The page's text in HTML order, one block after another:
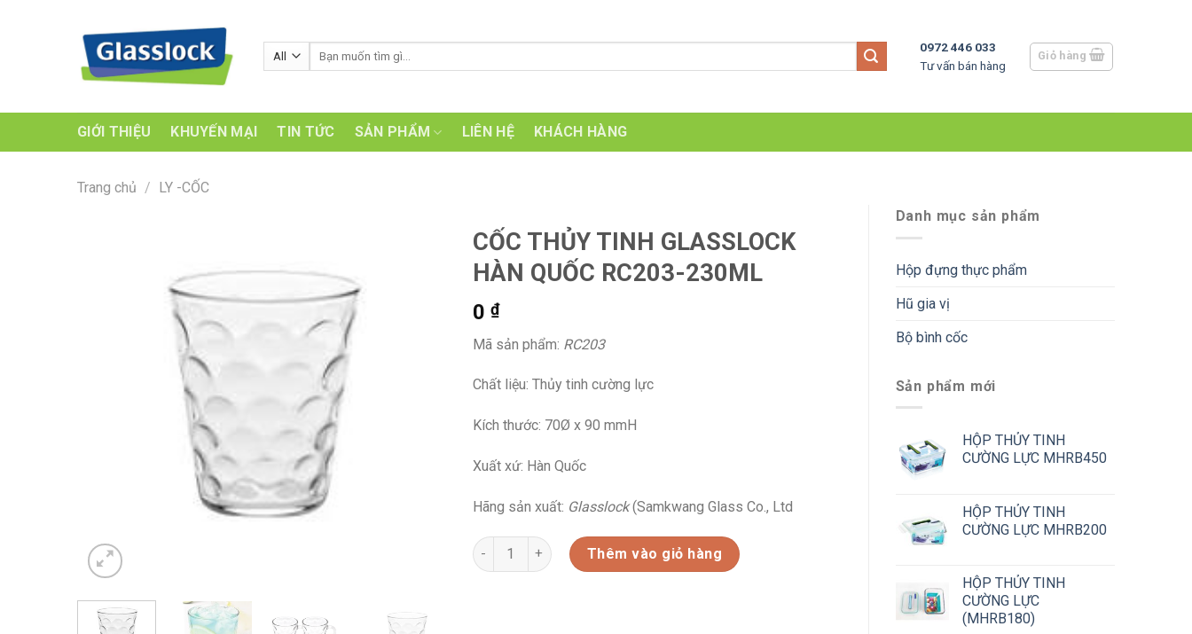
kiếm:
0972 446 033
Tư vấn bán hàng
Giỏ hàng
GIỚI THIỆU KHUYẾN MẠI TIN TỨC SẢN PHẨM LIÊN HỆ KHÁCH HÀNG
Trang chủ / LY -CỐC
Danh mục sản phẩm
Hộp đựng thực phẩm
Hũ gia vị
Bộ bình cốc
Sản phẩm mới
HỘP THỦY TINH
CƯỜNG LỰC MHRB450
HỘP THỦY TINH
CƯỜNG LỰC MHRB200
HỘP THỦY TINH
CƯỜNG LỰC
(MHRB180)
CỐC THỦY TINH GLASSLOCK
HÀN QUỐC RC203-230ML
0 ₫
Mã sản phẩm: RC203
Chất liệu: Thủy tinh cường lực
Kích thước: 70Ø x 90 mmH
Xuất xứ: Hàn Quốc
Hãng sản xuất: Glasslock(Samkwang Glass Co., Ltd
CỐC THỦY TINH GLASSLOCK HÀN QUỐC RC203-230ML số lượng
Thêm vào giỏ hàng